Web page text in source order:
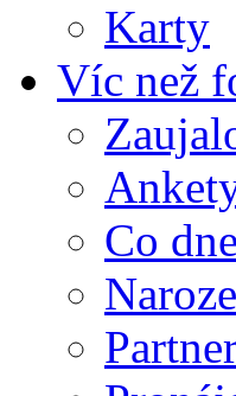
Karty
Víc než
Co